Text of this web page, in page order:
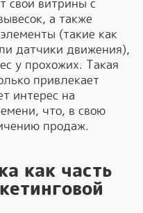
свои витрины с
а также
(такие как
датчики движения),
у прохожих. Такая
привлекает
интерес на
что, в свою
продаж.
как часть